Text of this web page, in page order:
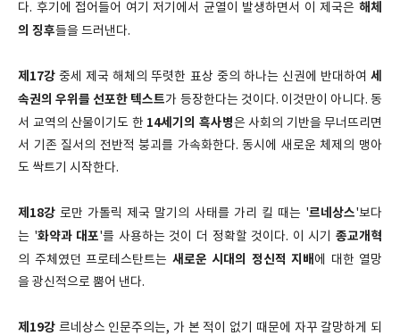
다. 후기에 접어들어 여기 저기에서 균열이 발생하면서 이 제국은 해체
의 징후들을 드러낸다.
제17강 중세 제국 해체의 뚜렷한 표상 중의 하나는 신권에 반대하여 세
속권의 우위를 선포한 텍스트가 등장한다는 것이다. 이것만이 아니다. 동
서 교역의 산물이기도 한 14세기의 흑사병은 사회의 기반을 무너뜨리면
서 기존 질서의 전반적 붕괴를 가속화한다. 동시에 새로운 체제의 맹아
도 싹트기 시작한다.
제18강 로만 가톨릭 제국 말기의 사태를 가리 킬 때는 '르네상스'보다
는 '화약과 대포'를 사용하는 것이 더 정확할 것이다. 이 시기종교개혁
의 주체였던 프로테스탄트는 새로운 시대의 정신적 지배 에 대한 열망
을 광신적으로 뿜어 낸다.
제19강 르네상스 인문주의는, 가 본 적이 없기 때문에 자꾸 갈망하게 되